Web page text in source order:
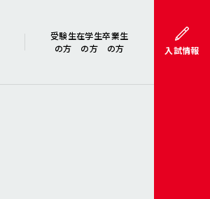
受験生
の方
在学生
の方
卒業生
の方
入試情報